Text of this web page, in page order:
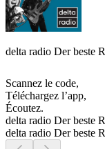
delta radio Der beste
Scannez le code,
Téléchargez l’app,
Écoutez.
delta radio Der beste
delta radio Der beste